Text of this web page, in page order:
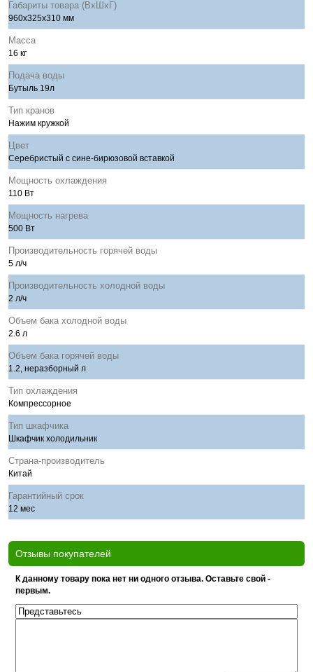
Габариты товара (ВхШхГ)
960х325х310 мм
Масса
16 кг
Подача воды
Бутыль 19л
Тип кранов
Нажим кружкой
Цвет
Серебристый с сине-бирюзовой вставкой
Мощность охлаждения
110 Вт
Мощность нагрева
500 Вт
Производительность горячей воды
5 л/ч
Производительность холодной воды
2 л/ч
Объем бака холодной воды
2.6 л
Объем бака горячей воды
1.2, неразборный л
Тип охлаждения
Компрессорное
Тип шкафчика
Шкафчик холодильник
Страна-производитель
Китай
Гарантийный срок
12 мес
Отзывы покупателей
К данному товару пока нет ни одного отзыва. Оставьте свой -
первым.